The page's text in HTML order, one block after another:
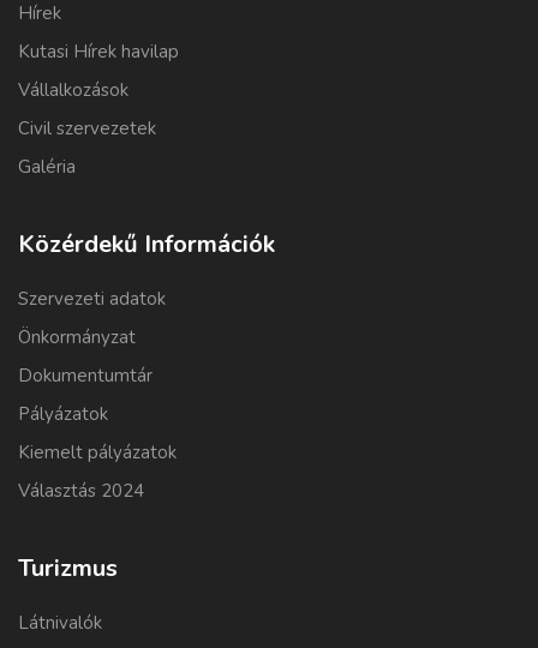
Hírek
Kutasi Hírek havilap
Vállalkozások
Civil szervezetek
Galéria
Közérdekű Információk
Szervezeti adatok
Önkormányzat
Dokumentumtár
Pályázatok
Kiemelt pályázatok
Választás 2024
Turizmus
Látnivalók